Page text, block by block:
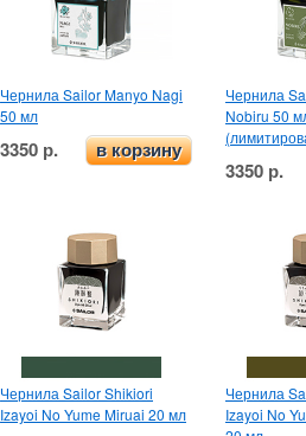
Чернила Sailor Manyo Nagi
50 мл
3350 р. в корзину
Чернила
Nobiru 50
3350 р.
Чернила Sailor Shikiori
Izayoi No Yume Miruai 20 мл
Чернила
Izayoi No